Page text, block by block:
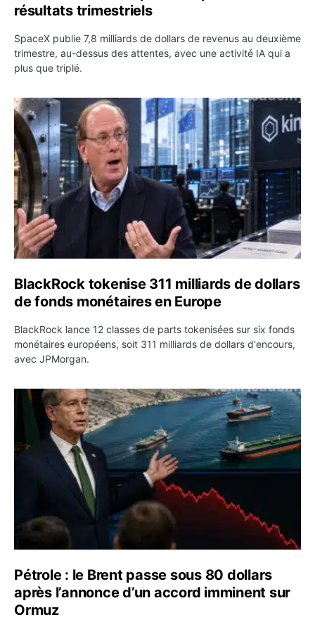
résultats trimestriels
SpaceX publie 7,8 milliards de dollars de revenus au deuxième
trimestre, au-dessus des attentes, avec une activité IA qui a
plus que triplé.
BlackRock tokenise 311 milliards de dollars de fonds
BlackRock tokenise 311 milliards de dollars
de fonds monétaires en Europe
BlackRock lance 12 classes de parts tokenisées sur six fonds
monétaires européens, soit 311 milliards de dollars d'encours,
avec JPMorgan.
Pétrole : le Brent passe sous 80 dollars après
Pétrole : le Brent passe sous 80 dollars
après l’annonce d’un accord imminent sur
Ormuz